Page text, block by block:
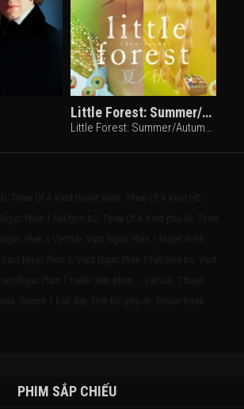
Little Forest: Summer/Autumn
Little Forest: Summer/Autumn (2014)
Three Of A Kind thuyết minh, Three Of A Kind HD,
Phần 1 full/trọn bộ, Three Of A Kind phụ đề, Three
Phan 1 VietSub, Vuot Nguc: Phan 1 thuyet minh,
Vuot Nguc: Phan 1, Vuot Nguc: Phan 1 full/tron bo, Vuot
Nguc: Phan 1 trailer Xem phim , , VietSub, Thuyết
Season 1 bản đẹp, trọn bộ, phụ đề, Prison Break:
PHIM SẮP CHIẾU